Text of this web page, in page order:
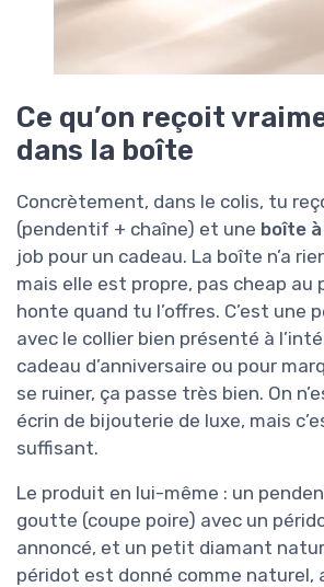
Ce qu’on reçoit
dans la boîte
Concrètement, dans le colis, tu
(pendentif + chaîne) et une boîte
job pour un cadeau. La boîte n’a
mais elle est propre, pas cheap au
honte quand tu l’offres. C’est une
avec le collier bien présenté à
cadeau d’anniversaire ou pour
se ruiner, ça passe très bien. On
écrin de bijouterie de luxe, mais
suffisant.
Le produit en lui-même : un
goutte (coupe poire) avec un
annoncé, et un petit diamant
péridot est donné comme naturel,